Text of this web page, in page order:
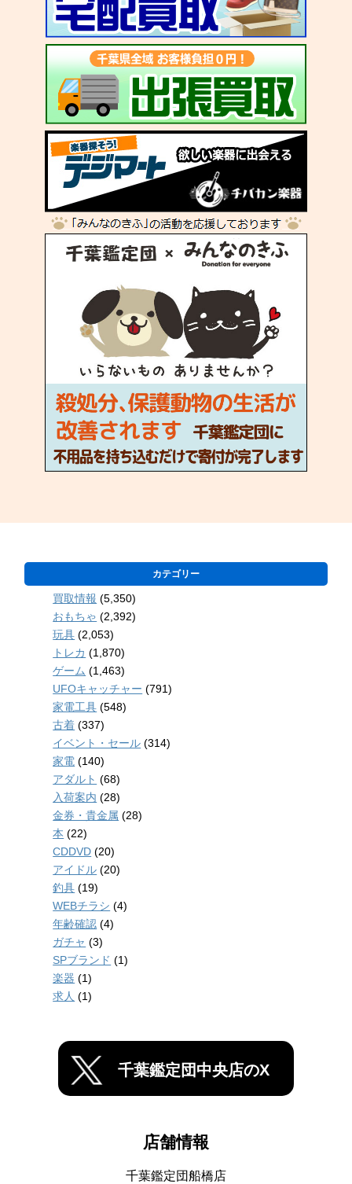
カテゴリー
買取情報 (5,350)
おもちゃ (2,392)
玩具 (2,053)
トレカ (1,870)
ゲーム (1,463)
UFOキャッチャー (791)
家電工具 (548)
古着 (337)
イベント・セール (314)
家電 (140)
アダルト (68)
入荷案内 (28)
金券・貴金属 (28)
本 (22)
CDDVD (20)
アイドル (20)
釣具 (19)
WEBチラシ (4)
年齢確認 (4)
ガチャ (3)
SPブランド (1)
楽器 (1)
求人 (1)
千葉鑑定団中央店のX
店舗情報
千葉鑑定団船橋店